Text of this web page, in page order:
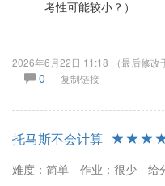
考性可能较小？）
2026年6月22日 11:18 （最后修改
0
复制链接
托马斯不会计算
难度：简单
作业：很少 给